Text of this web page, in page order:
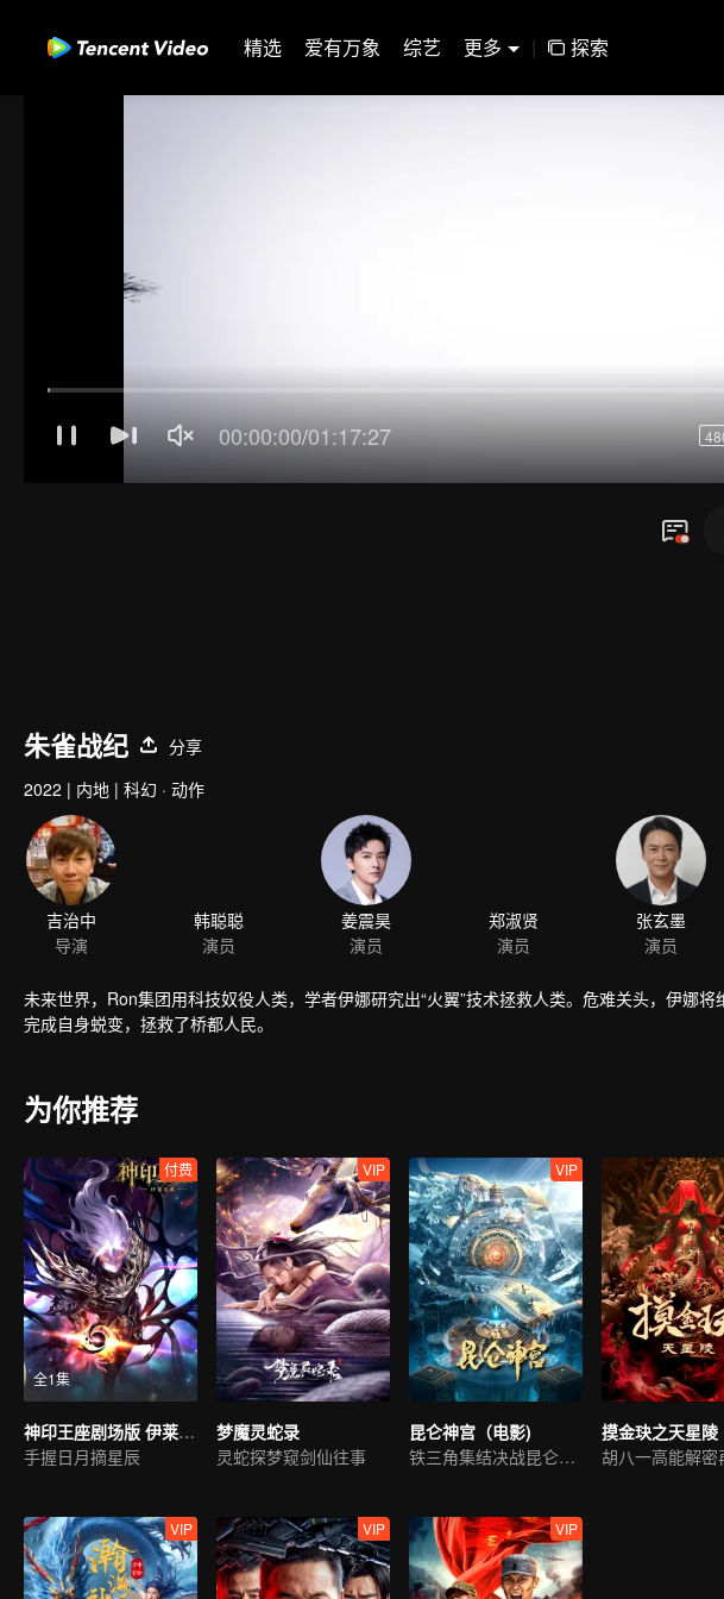
精选 爱有万象 综艺 更多 | 探索
00:00:01/01:17:27
朱雀战纪
分享
2022 | 内地 | 科幻 · 动作
吉治中
导演
韩聪聪
演员
姜震昊
演员
郑淑贤
演员
张玄墨
演员
未来世界，Ron集团用科技奴役人类，学者伊娜研究出“火翼”技术拯救人类。危难关头，伊娜
完成自身蜕变，拯救了桥都人民。
为你推荐
全1集
付费
神印王座剧场版 伊莱克斯传奇
手握日月摘星辰
VIP
梦魔灵蛇录
灵蛇探梦窥剑仙往事
VIP
昆仑神宫（电影)
铁三角集结决战昆仑秘境
摸金玦之天星陵
VIP VIP VIP